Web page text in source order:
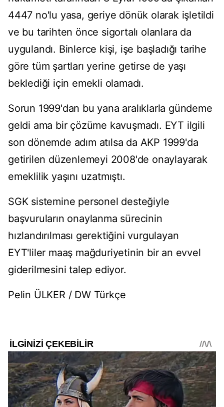
4447 no'lu yasa, geriye dönük olarak işletildi
ve bu tarihten önce sigortalı olanlara da
uygulandı. Binlerce kişi, işe başladığı tarihe
göre tüm şartları yerine getirse de yaşı
beklediği için emekli olamadı.
Sorun 1999'dan bu yana aralıklarla gündeme
geldi ama bir çözüme kavuşmadı. EYT ilgili
son dönemde adım atılsa da AKP 1999'da
getirilen düzenlemeyi 2008'de onaylayarak
emeklilik yaşını uzatmıştı.
SGK sistemine personel desteğiyle
başvuruların onaylanma sürecinin
hızlandırılması gerektiğini vurgulayan
EYT'liler maaş mağduriyetinin bir an evvel
giderilmesini talep ediyor.
Pelin ÜLKER / DW Türkçe